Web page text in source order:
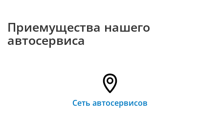
Приемущества нашего
автосервиса
Сеть автосервисов